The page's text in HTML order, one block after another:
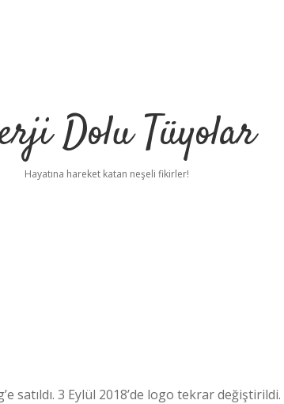
Dolu Tüyolar
Hayatına hareket katan neşeli fikirler!
satıldı. 3 Eylül 2018’de logo tekrar değiştirildi.